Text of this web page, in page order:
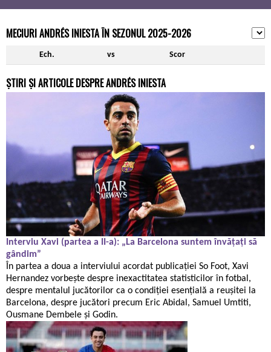
MECIURI ANDRÉS INIESTA ÎN SEZONUL 2025-2026
Ech. vs Scor
ȘTIRI ȘI ARTICOLE DESPRE ANDRÉS INIESTA
Interviu Xavi (partea a II-a): „La Barcelona suntem învățați să
gândim”
În partea a doua a interviului acordat publicației So Foot, Xavi
Hernandez vorbește despre inexactitatea statisticilor în fotbal,
despre mentalul jucătorilor ca o condiției esențială a reușitei la
Barcelona, despre jucători precum Eric Abidal, Samuel Umtiti,
Ousmane Dembele și Godin.